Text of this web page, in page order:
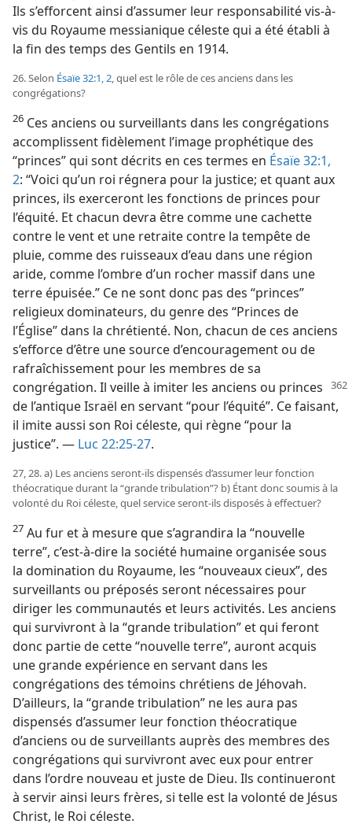
Ils s’efforcent ainsi d’assumer leur responsabilité vis-à-
vis du Royaume messianique céleste qui a été établi à
la fin des temps des Gentils en 1914.
26. Selon Ésaïe 32:1, 2, quel est le rôle de ces anciens dans les
congrégations?
26 Ces anciens ou surveillants dans les congrégations
accomplissent fidèlement l’image prophétique des
“princes” qui sont décrits en ces termes en Ésaïe 32:1,
2: “Voici qu’un roi régnera pour la justice; et quant aux
princes, ils exerceront les fonctions de princes pour
l’équité. Et chacun devra être comme une cachette
contre le vent et une retraite contre la tempête de
pluie, comme des ruisseaux d’eau dans une région
aride, comme l’ombre d’un rocher massif dans une
terre épuisée.” Ce ne sont donc pas des “princes”
religieux dominateurs, du genre des “Princes de
l’Église” dans la chrétienté. Non, chacun de ces anciens
s’efforce d’être une source d’encouragement ou de
rafraîchissement pour les membres de sa
congrégation. Il veille à imiter les anciens ou princes
de l’antique Israël en servant “pour l’équité”. Ce faisant,
il imite aussi son Roi céleste, qui règne “pour la
justice”. — Luc 22:25-27.
27, 28. a) Les anciens seront-​ils dispensés d’assumer leur fonction
théocratique durant la “grande tribulation”? b) Étant donc soumis à la
volonté du Roi céleste, quel service seront-​ils disposés à effectuer?
27 Au fur et à mesure que s’agrandira la “nouvelle
terre”, c’est-à-dire la société humaine organisée sous
la domination du Royaume, les “nouveaux cieux”, des
surveillants ou préposés seront nécessaires pour
diriger les communautés et leurs activités. Les anciens
qui survivront à la “grande tribulation” et qui feront
donc partie de cette “nouvelle terre”, auront acquis
une grande expérience en servant dans les
congrégations des témoins chrétiens de Jéhovah.
D’ailleurs, la “grande tribulation” ne les aura pas
dispensés d’assumer leur fonction théocratique
d’anciens ou de surveillants auprès des membres des
congrégations qui survivront avec eux pour entrer
dans l’ordre nouveau et juste de Dieu. Ils continueront
à servir ainsi leurs frères, si telle est la volonté de Jésus
Christ, le Roi céleste.